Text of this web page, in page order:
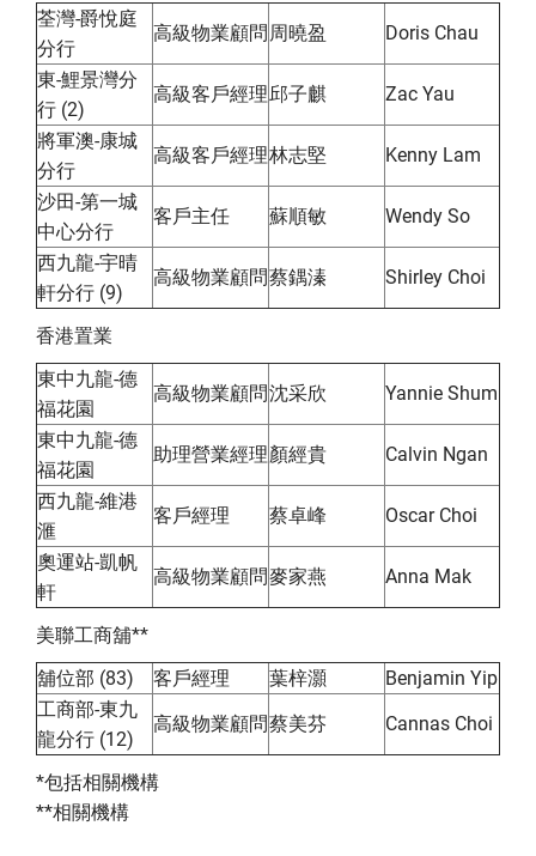
荃灣-爵悅庭
分行
高級物業顧問周曉盈 Doris Chau
東-鯉景灣分
行 (2)
高級客戶經理邱子麒 Zac Yau
將軍澳-康城
分行
高級客戶經理林志堅 Kenny Lam
沙田-第一城
中心分行
客戶主任 蘇順敏 Wendy So
西九龍-宇晴
軒分行 (9)
高級物業顧問蔡鍝溱 Shirley Choi
香港置業
東中九龍-德
福花園
高級物業顧問沈采欣 Yannie Shum
東中九龍-德
福花園
助理營業經理顏經貴 Calvin Ngan
西九龍-維港
滙
客戶經理 蔡卓峰 Oscar Choi
奧運站-凱帆
軒
高級物業顧問麥家燕 Anna Mak
美聯工商舖**
舖位部 (83)
客戶經理 葉梓灝
Benjamin Yip
工商部-東九
龍分行 (12)
高級物業顧問蔡美芬 Cannas Choi
*包括相關機構
**相關機構